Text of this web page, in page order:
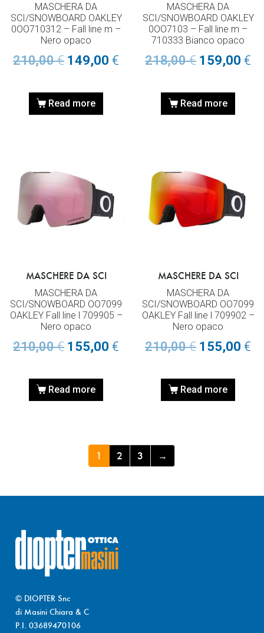
MASCHERA DA
SCI/SNOWBOARD OAKLEY
0OO710312 – Fall line m –
Nero opaco
210,00€ 149,00 €
Read more
MASCHERA DA
SCI/SNOWBOARD OAKLEY
0OO7103 – Fall line m –
710333 Bianco opaco
218,00€ 159,00 €
Read more
MASCHERE DA SCI
MASCHERA DA
SCI/SNOWBOARD OO7099
OAKLEY Fall line l 709905 –
Nero opaco
210,00€ 155,00 €
Read more
MASCHERE DA SCI
MASCHERA DA
SCI/SNOWBOARD OO7099
OAKLEY Fall line l 709902 –
Nero opaco
210,00€ 155,00 €
Read more
1 2 3 →
© DIOPTER Snc
di Masini Chiara & C
P.I. 03689470106